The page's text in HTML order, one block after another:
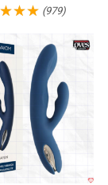
(979)